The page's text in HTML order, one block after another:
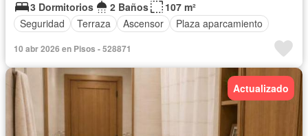
3 Dormitorios
2 Baños
107 m²
Seguridad
Terraza Ascensor Plaza aparcamiento
10 abr 2026 en Pisos - 528871
Actualizado